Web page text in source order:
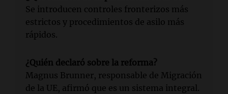
Se introducen controles fronterizos más
estrictos y procedimientos de asilo más
rápidos.
¿Quién declaró sobre la reforma?
Magnus Brunner, responsable de Migración
de la UE, afirmó que es un sistema integral.